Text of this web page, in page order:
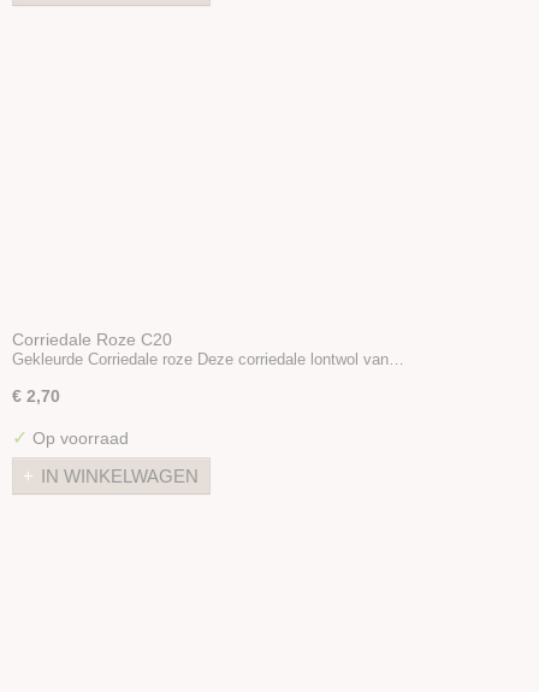
Corriedale Roze C20
Gekleurde Corriedale roze Deze corriedale lontwol van…
€ 2,70
✓ Op voorraad
IN WINKELWAGEN